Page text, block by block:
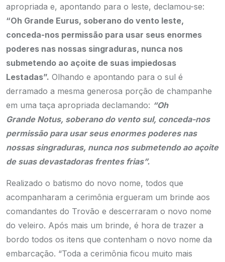
apropriada e, apontando para o leste, declamou-se:
“Oh Grande Eurus, soberano do vento leste,
conceda-nos permissão para usar seus enormes
poderes nas nossas singraduras, nunca nos
submetendo ao açoite de suas impiedosas
Lestadas”. Olhando e apontando para o sul é
derramado a mesma generosa porção de champanhe
em uma taça apropriada declamando: “Oh
Grande Notus, soberano do vento sul, conceda-nos
permissão para usar seus enormes poderes nas
nossas singraduras, nunca nos submetendo ao açoite
de suas devastadoras frentes frias”.
Realizado o batismo do novo nome, todos que
acompanharam a cerimônia ergueram um brinde aos
comandantes do Trovão e descerraram o novo nome
do veleiro. Após mais um brinde, é hora de trazer a
bordo todos os itens que contenham o novo nome da
embarcação. “Toda a cerimônia ficou muito mais